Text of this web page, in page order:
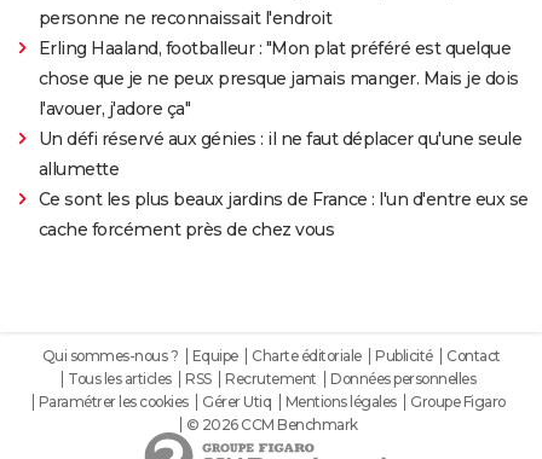
personne ne reconnaissait l'endroit
Erling Haaland, footballeur : "Mon plat préféré est quelque
chose que je ne peux presque jamais manger. Mais je dois
l'avouer, j'adore ça"
Un défi réservé aux génies : il ne faut déplacer qu'une seule
allumette
Ce sont les plus beaux jardins de France : l'un d'entre eux se
cache forcément près de chez vous
Qui sommes-nous ? Equipe Charte éditoriale Publicité
Contact
Tous les articles
RSS Recrutement
Données personnelles
Paramétrer les cookies
Gérer Utiq Mentions légales
Groupe Figaro
© 2026 CCM Benchmark